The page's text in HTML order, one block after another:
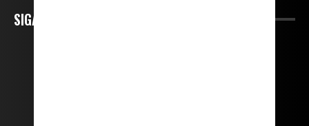
SIGA-NOS